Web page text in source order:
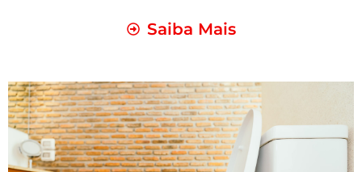
Saiba Mais